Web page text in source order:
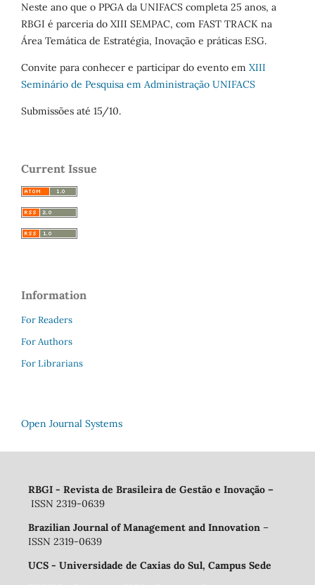
Neste ano que o PPGA da UNIFACS completa 25 anos, a
RBGI é parceria do XIII SEMPAC, com FAST TRACK na
Área Temática de Estratégia, Inovação e práticas ESG.
Convite para conhecer e participar do evento em XIII
Seminário de Pesquisa em Administração UNIFACS
Submissões até 15/10.
Current Issue
Information
For Readers
For Authors
For Librarians
Open Journal Systems
RBGI - Revista de Brasileira de Gestão e Inovação –
ISSN 2319-0639
Brazilian Journal of Management and Innovation –
ISSN 2319-0639
UCS - Universidade de Caxias do Sul, Campus Sede